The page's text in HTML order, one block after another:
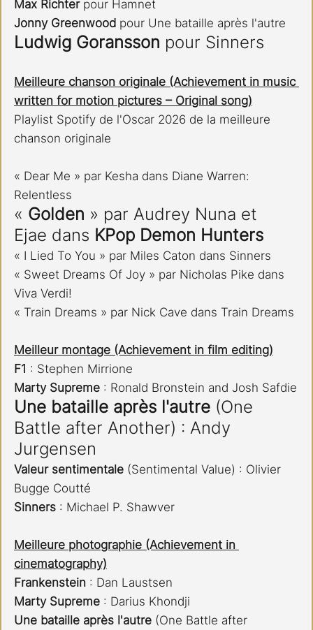
Max Richter pour Hamnet
Jonny Greenwood pour Une bataille après l'autre
Ludwig Goransson pour Sinners
Meilleure chanson originale (Achievement in music
written for motion pictures – Original song)
Playlist Spotify de l'Oscar 2026 de la meilleure
chanson originale
« Dear Me » par Kesha dans Diane Warren:
Relentless
« Golden » par Audrey Nuna et
Ejae dans KPop Demon Hunters
« I Lied To You » par Miles Caton dans Sinners
« Sweet Dreams Of Joy » par Nicholas Pike dans
Viva Verdi!
« Train Dreams » par Nick Cave dans Train Dreams
Meilleur montage (Achievement in film editing)
F1 : Stephen Mirrione
Marty Supreme : Ronald Bronstein and Josh Safdie
Une bataille après l'autre (One
Battle after Another) : Andy
Jurgensen
Valeur sentimentale (Sentimental Value) : Olivier
Bugge Coutté
Sinners : Michael P. Shawver​​​​​​​
Meilleure photographie (Achievement in
cinematography)
Frankenstein : Dan Laustsen
Marty Supreme : Darius Khondji
Une bataille après l'autre (One Battle after